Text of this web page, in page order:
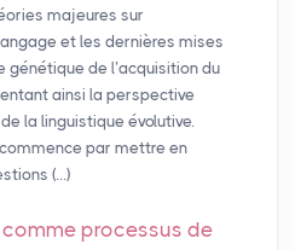
majeures sur
et les dernières mises
génétique de l’acquisition du
ainsi la perspective
la linguistique évolutive.
commence par mettre en
(…)
comme processus de